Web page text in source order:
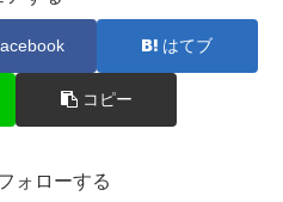
はてブ
コピー
ォローする